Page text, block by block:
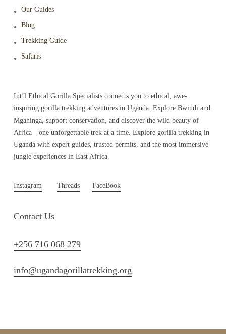
Our Guides
Blog
Trekking Guide
Safaris
Int’l Ethical Gorilla Specialists connects you to ethical, awe-
inspiring gorilla trekking adventures in Uganda. Explore Bwindi and
Mgahinga, support conservation, and discover the wild beauty of
Africa—one unforgettable trek at a time. Explore gorilla trekking in
Uganda with expert guides, trusted permits, and the most immersive
jungle experiences in East Africa.
Instagram Threads FaceBook
Contact Us
+256 716 068 279
info@ugandagorillatrekking.org